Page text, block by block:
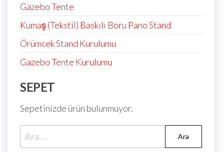
Gazebo Tente
Kumaş (Tekstil) Baskılı Boru Pano Stand
Örümcek Stand Kurulumu
Gazebo Tente Kurulumu
SEPET
Sepetinizde ürün bulunmuyor.